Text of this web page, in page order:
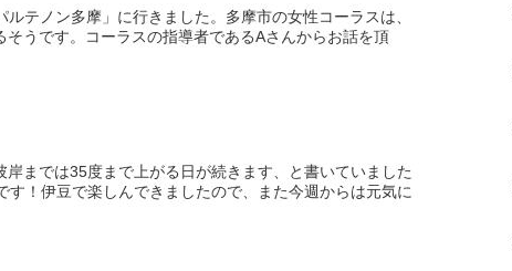
テノン多摩」に行きました。多摩市の女性コーラスは、
うです。コーラスの指導者であるAさんからお話を頂
までは35度まで上がる日が続きます、と書いていました
！伊豆で楽しんできましたので、また今週からは元気に